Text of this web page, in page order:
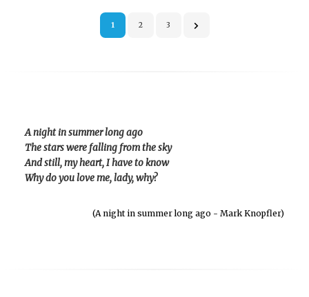
1 2 3
A night in summer long ago
The stars were falling from the sky
And still, my heart, I have to know
Why do you love me, lady, why?
(A night in summer long ago - Mark Knopfler)